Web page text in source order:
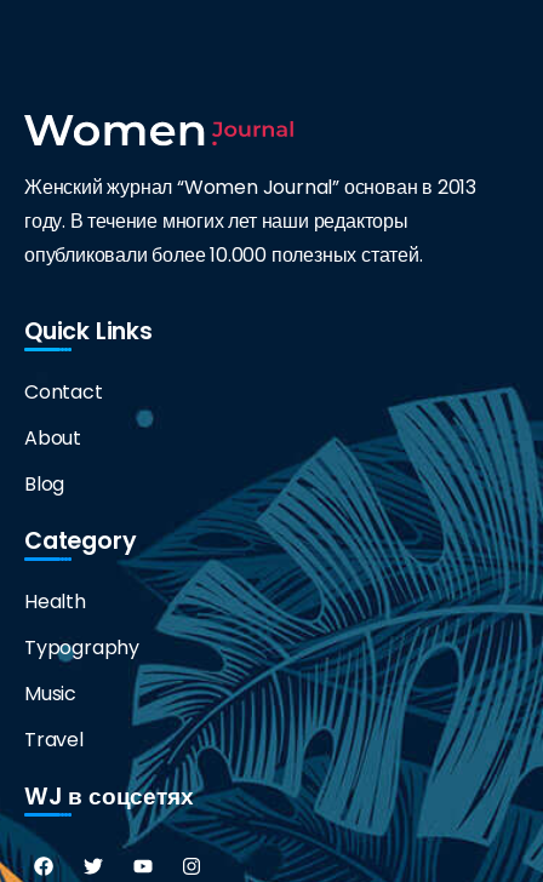
Женский журнал “Women Journal” основан в 2013
году. В течение многих лет наши редакторы
опубликовали более 10.000 полезных статей.
Quick Links
Contact
About
Blog
Category
Health
Typography
Music
Travel
WJ в соцсетях